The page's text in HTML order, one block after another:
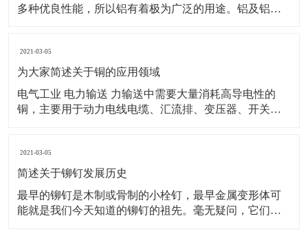
多种优良性能，所以铝有着极为广泛的用途。铝及铝合
首。当前铝的产量和用量（按吨计算）仅次于钢材，成
为人类应用的第二大金属；而且铝的资源十分丰富，据
2021-03-05
为大家简述关于铜的应用领域
电气工业 电力输送 力输送中需要大量消耗高导电性的
铜，主要用于动力电线电缆、汇流排、变压器、开关、
目前世界上正在推广""最佳电缆截面""标准。过去流行的
标准，单纯地从降低一次安装投资的
2021-03-05
简述关于铆钉发展历史
最早的铆钉是木制或骨制的小栓钉，最早金属变形体可
能就是我们今天知道的铆钉的祖先。毫无疑问，它们是